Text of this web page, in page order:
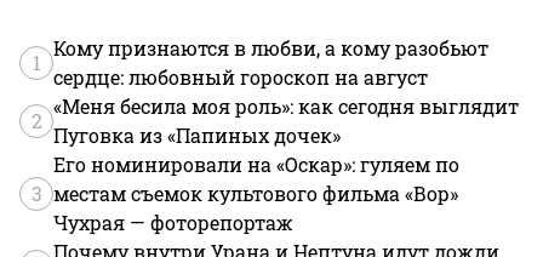
1
Кому признаются в любви, а кому разобьют
сердце: любовный гороскоп на август
2
«Меня бесила моя роль»: как сегодня выглядит
Пуговка из «Папиных дочек»
3
Его номинировали на «Оскар»: гуляем по
местам съемок культового фильма «Вор»
Чухрая — фоторепортаж
Почему внутри Урана и Нептуна идут дожди